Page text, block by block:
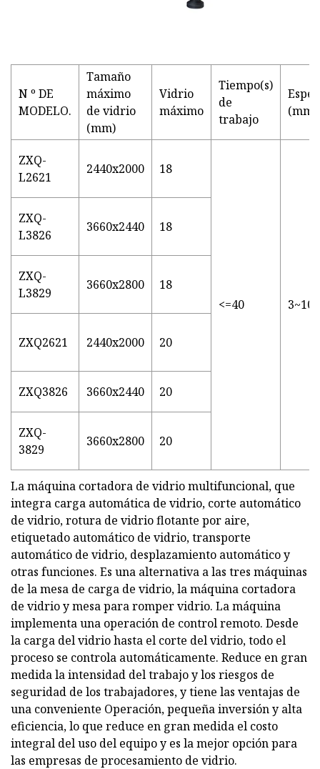
N º DE
MODELO.
Tamaño
máximo
de vidrio
(mm)
Vidrio
máximo
Tiempo(s)
de
trabajo
(mm)
ZXQ-
L2621
2440x2000 18
<=40 3~10
ZXQ-
L3826
3660x2440 18
ZXQ-
L3829
3660x2800 18
ZXQ2621 2440x2000 20
ZXQ3826 3660x2440 20
ZXQ-
3829
3660x2800 20
La máquina cortadora de vidrio multifuncional, que
integra carga automática de vidrio, corte automático
de vidrio, rotura de vidrio flotante por aire,
etiquetado automático de vidrio, transporte
automático de vidrio, desplazamiento automático y
otras funciones. Es una alternativa a las tres máquinas
de la mesa de carga de vidrio, la máquina cortadora
de vidrio y mesa para romper vidrio. La máquina
implementa una operación de control remoto. Desde
la carga del vidrio hasta el corte del vidrio, todo el
proceso se controla automáticamente. Reduce en gran
medida la intensidad del trabajo y los riesgos de
seguridad de los trabajadores, y tiene las ventajas de
una conveniente Operación, pequeña inversión y alta
eficiencia, lo que reduce en gran medida el costo
integral del uso del equipo y es la mejor opción para
las empresas de procesamiento de vidrio.